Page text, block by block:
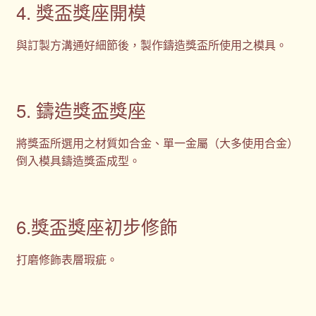
4. 獎盃獎座開模
與訂製方溝通好細節後，製作鑄造獎盃所使用之模具。
5. 鑄造獎盃獎座
將獎盃所選用之材質如合金、單一金屬（大多使用合金）
倒入模具鑄造獎盃成型。
6.獎盃獎座初步修飾
打磨修飾表層瑕疵。